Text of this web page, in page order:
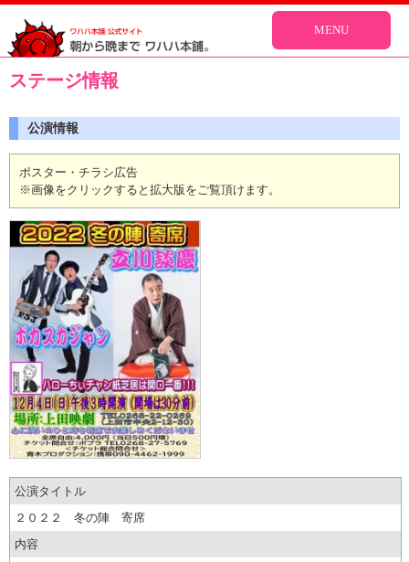
MENU
ステージ情報
公演情報
ポスター・チラシ広告
※画像をクリックすると拡大版をご覧頂けます。
公演タイトル
２０２２ 冬の陣 寄席
内容